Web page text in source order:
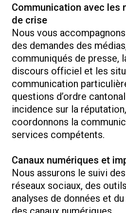
Communication avec les
de crise
Nous vous
des demandes des
communiqués de presse,
discours officiel et les
communication
questions d’ordre
incidence sur la
coordonnons la
services compétents.
Canaux numériques et
Nous assurons le suivi
réseaux sociaux, des
analyses de données et